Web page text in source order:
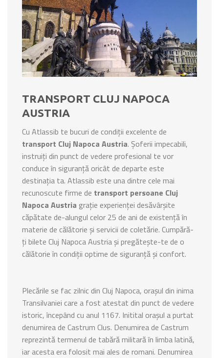
TRANSPORT CLUJ NAPOCA
AUSTRIA
Cu Atlassib te bucuri de condiții excelente de
transport Cluj Napoca Austria. Șoferii impecabili,
instruiți din punct de vedere profesional te vor
conduce în siguranță oricât de departe este
destinația ta. Atlassib este una dintre cele mai
recunoscute firme de transport persoane Cluj
Napoca Austria grație experienței desăvârșite
căpătate de-alungul celor 25 de ani de existență în
materie de călătorie și servicii de coletărie. Cumpără-
ți bilete Cluj Napoca Austria și pregătește-te de o
călătorie în condiții optime de siguranță și confort.
Plecările se fac zilnic din Cluj Napoca, orașul din inima
Transilvaniei care a fost atestat din punct de vedere
istoric, începând cu anul 1167. Initital orașul a purtat
denumirea de Castrum Clus. Denumirea de Castrum
reprezintă termenul de tabără militară în limba latină,
iar acesta era folosit mai ales de romani. Denumirea